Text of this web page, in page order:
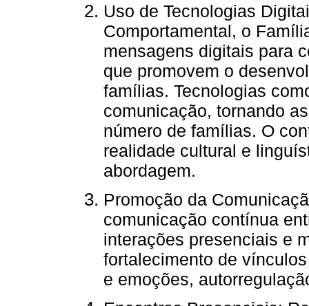
Uso de Tecnologias
Comportamental, o
mensagens digitais para
que promovem o
famílias. Tecnologias
comunicação, tornando
número de famílias. O
realidade cultural e
abordagem.
Promoção da
comunicação contínua
interações presenciais e
fortalecimento de
e emoções,